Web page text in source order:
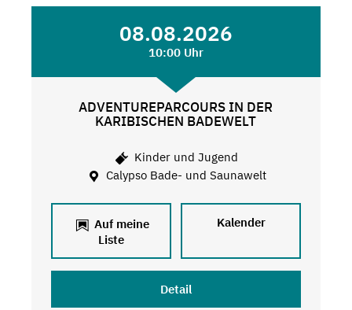
08.08.2026
10:00 Uhr
ADVENTUREPARCOURS IN DER
KARIBISCHEN BADEWELT
Kinder und Jugend
Calypso Bade- und Saunawelt
Auf meine
Liste
Kalender
Detail